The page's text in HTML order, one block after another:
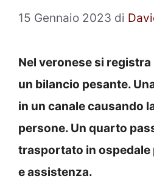
15 Gennaio 2023 di
Nel veronese si
un bilancio pesante.
in un canale causando
persone. Un quarto
trasportato in ospedale
e assistenza.